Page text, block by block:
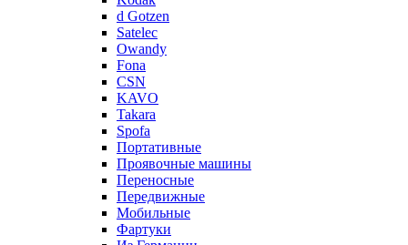
d Gotzen
Satelec
Owandy
Fona
CSN
KAVO
Takara
Spofa
Портативные
Проявочные машины
Переносные
Передвижные
Мобильные
Фартуки